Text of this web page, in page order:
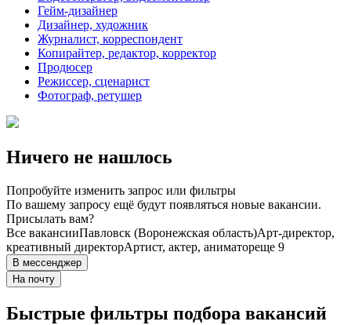
Гейм-дизайнер
Дизайнер, художник
Журналист, корреспондент
Копирайтер, редактор, корректор
Продюсер
Режиссер, сценарист
Фотограф, ретушер
Ничего не нашлось
Попробуйте изменить запрос или фильтры
По вашему запросу ещё будут появляться новые вакансии.
Присылать вам?
Все вакансииПавловск (Воронежская область)Арт-директор,
креативный директорАртист, актер, аниматореще 9
В мессенджер
На почту
Быстрые фильтры подбора вакансий